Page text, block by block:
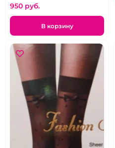
950 pуб.
В корзину